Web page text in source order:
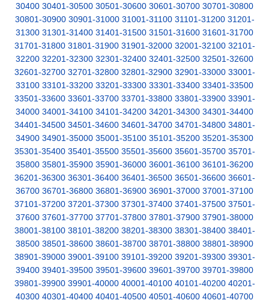
30400 30401-30500 30501-30600 30601-30700 30701-30800
30801-30900 30901-31000 31001-31100 31101-31200 31201-
31300 31301-31400 31401-31500 31501-31600 31601-31700
31701-31800 31801-31900 31901-32000 32001-32100 32101-
32200 32201-32300 32301-32400 32401-32500 32501-32600
32601-32700 32701-32800 32801-32900 32901-33000 33001-
33100 33101-33200 33201-33300 33301-33400 33401-33500
33501-33600 33601-33700 33701-33800 33801-33900 33901-
34000 34001-34100 34101-34200 34201-34300 34301-34400
34401-34500 34501-34600 34601-34700 34701-34800 34801-
34900 34901-35000 35001-35100 35101-35200 35201-35300
35301-35400 35401-35500 35501-35600 35601-35700 35701-
35800 35801-35900 35901-36000 36001-36100 36101-36200
36201-36300 36301-36400 36401-36500 36501-36600 36601-
36700 36701-36800 36801-36900 36901-37000 37001-37100
37101-37200 37201-37300 37301-37400 37401-37500 37501-
37600 37601-37700 37701-37800 37801-37900 37901-38000
38001-38100 38101-38200 38201-38300 38301-38400 38401-
38500 38501-38600 38601-38700 38701-38800 38801-38900
38901-39000 39001-39100 39101-39200 39201-39300 39301-
39400 39401-39500 39501-39600 39601-39700 39701-39800
39801-39900 39901-40000 40001-40100 40101-40200 40201-
40300 40301-40400 40401-40500 40501-40600 40601-40700